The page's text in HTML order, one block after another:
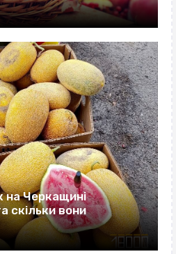
на Черкащині
скільки вони